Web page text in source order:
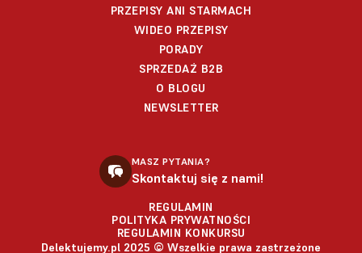
PRZEPISY ANI STARMACH
WIDEO PRZEPISY
PORADY
SPRZEDAŻ B2B
O BLOGU
NEWSLETTER
MASZ PYTANIA?
Skontaktuj się z nami!
REGULAMIN
POLITYKA PRYWATNOŚCI
REGULAMIN KONKURSU
Delektujemy.pl 2025 © Wszelkie prawa zastrzeżone